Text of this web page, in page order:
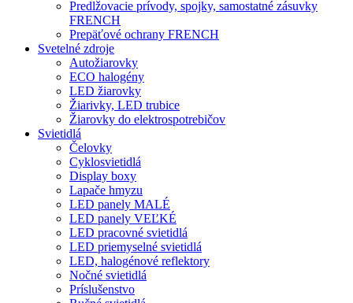
Predlžovacie prívody, spojky, samostatné zásuvky
FRENCH
Prepäťové ochrany FRENCH
Svetelné zdroje
Autožiarovky
ECO halogény
LED žiarovky
Žiarivky, LED trubice
Žiarovky do elektrospotrebičov
Svietidlá
Čelovky
Cyklosvietidlá
Display boxy
Lapače hmyzu
LED panely MALÉ
LED panely VEĽKÉ
LED pracovné svietidlá
LED priemyselné svietidlá
LED, halogénové reflektory
Nočné svietidlá
Príslušenstvo